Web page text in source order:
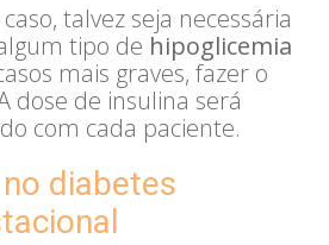
talvez seja necessária
tipo de hipoglicemia
mais graves, fazer o
dose de insulina será
com cada paciente.
diabetes